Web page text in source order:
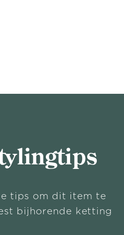
tips om dit item te
bijhorende ketting